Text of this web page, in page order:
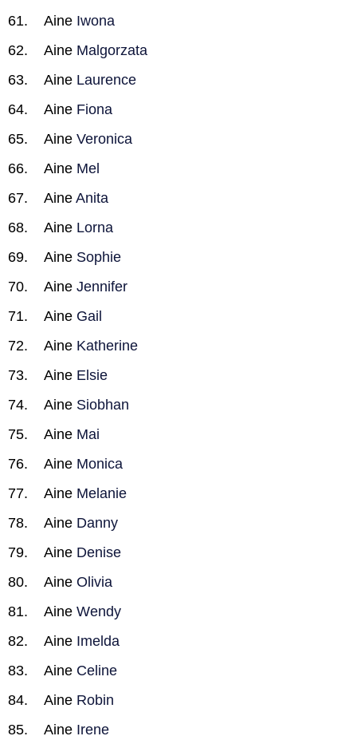
Aine Iwona
Aine Malgorzata
Aine Laurence
Aine Fiona
Aine Veronica
Aine Mel
Aine Anita
Aine Lorna
Aine Sophie
Aine Jennifer
Aine Gail
Aine Katherine
Aine Elsie
Aine Siobhan
Aine Mai
Aine Monica
Aine Melanie
Aine Danny
Aine Denise
Aine Olivia
Aine Wendy
Aine Imelda
Aine Celine
Aine Robin
Aine Irene